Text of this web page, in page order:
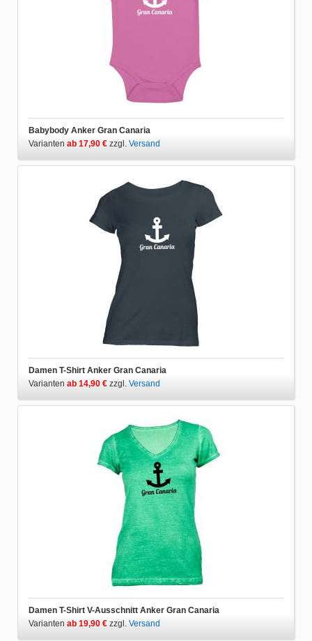
Babybody Anker Gran Canaria
Varianten ab 17,90 € zzgl. Versand
Damen T-Shirt Anker Gran Canaria
Varianten ab 14,90 € zzgl. Versand
Damen T-Shirt V-Ausschnitt Anker Gran Canaria
Varianten ab 19,90 € zzgl. Versand